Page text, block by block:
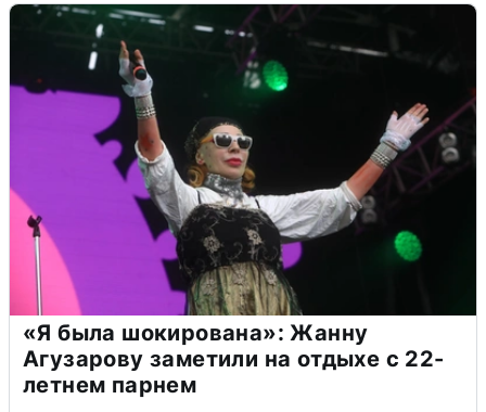
«Я была шокирована»: Жанну
Агузарову заметили на отдыхе с 22-
летнем парнем